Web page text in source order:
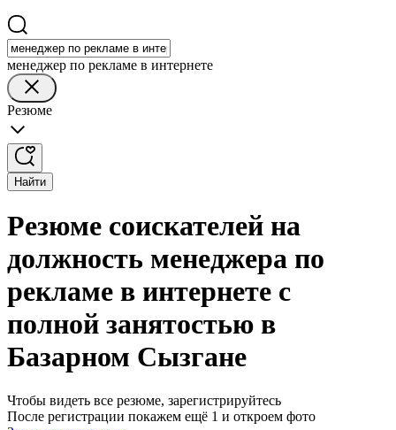
менеджер по рекламе в интернете
Резюме
Найти
Резюме соискателей на
должность менеджера по
рекламе в интернете с
полной занятостью в
Базарном Сызгане
Чтобы видеть все резюме, зарегистрируйтесь
После регистрации покажем ещё 1 и откроем фото